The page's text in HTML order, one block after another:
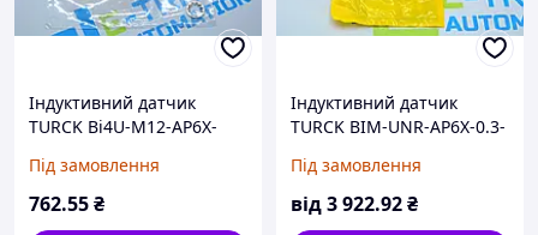
Індуктивний датчик
TURCK Bi4U-M12-AP6X-
Під замовлення
762.55₴
Індуктивний датчик
TURCK BIM-UNR-AP6X-0.3-
Під замовлення
від3 922.92₴